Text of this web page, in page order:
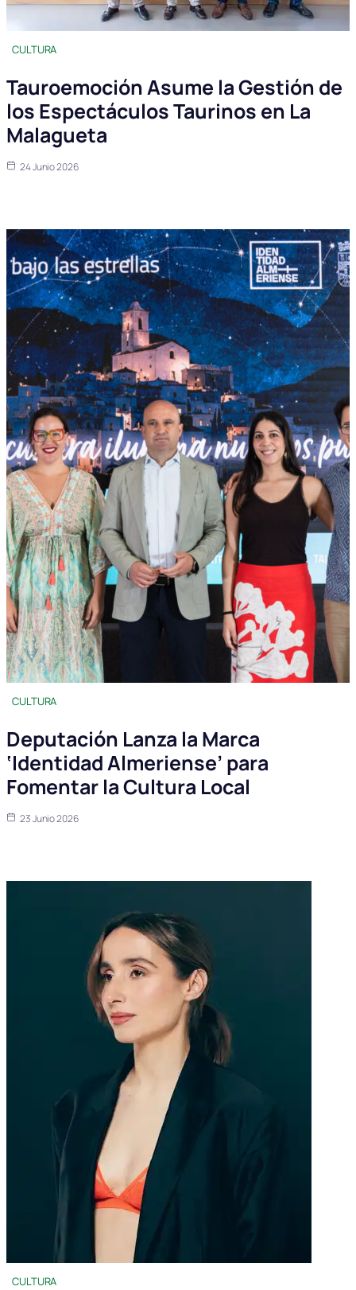
CULTURA
Tauroemoción Asume la Gestión de
los Espectáculos Taurinos en La
Malagueta
24 Junio 2026
CULTURA
Deputación Lanza la Marca
‘Identidad Almeriense’ para
Fomentar la Cultura Local
23 Junio 2026
CULTURA